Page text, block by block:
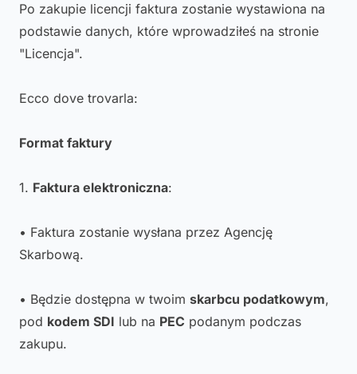
Po zakupie licencji faktura zostanie wystawiona na
podstawie danych, które wprowadziłeś na stronie
"Licencja".
Ecco dove trovarla:
Format faktury
1. Faktura elektroniczna:
• Faktura zostanie wysłana przez Agencję
Skarbową.
• Będzie dostępna w twoim skarbcu podatkowym,
pod kodem SDI lub na PEC podanym podczas
zakupu.